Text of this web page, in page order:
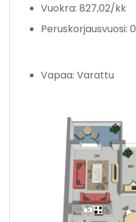
Vuokra: 827,02/kk
Peruskorjausvuosi: 0
Vapaa: Varattu